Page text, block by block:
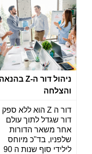
ניהול דור ה-Z בהנאה
והצלחה
דור ה Z הוא ללא ספק
דור שגדל לתוך עולם
אחר משאר הדורות
שלפניו, בד"כ מיוחס
לילידי סוף שנות ה 90